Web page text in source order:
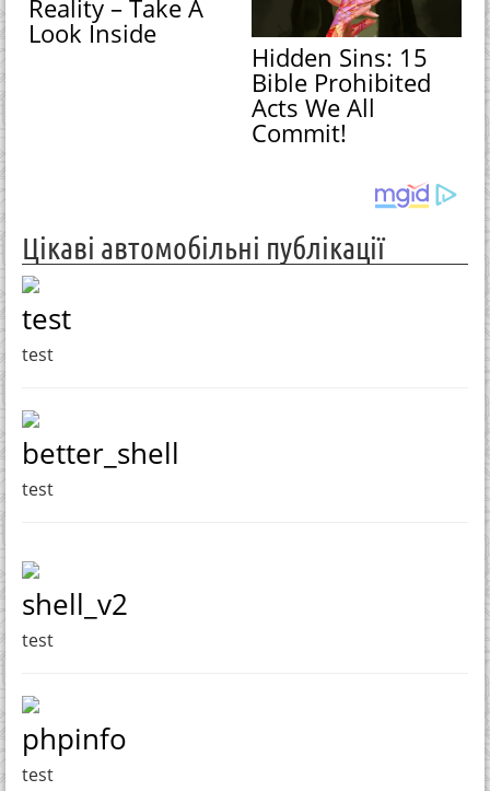
Reality – Take A
Look Inside
Hidden Sins: 15
Bible Prohibited
Acts We All
Commit!
Цікаві автомобільні публікації
test
test
better_shell
test
shell_v2
test
phpinfo
test